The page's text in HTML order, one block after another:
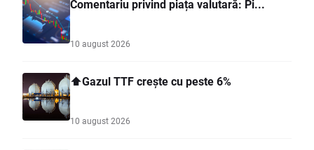
Comentariu privind piața valutară: Pi...
10 august 2026
⬆️Gazul TTF crește cu peste 6%
10 august 2026